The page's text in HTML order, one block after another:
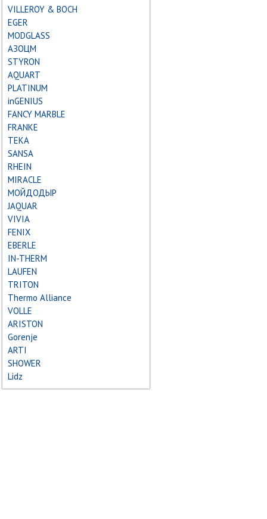
VILLEROY & BOCH
EGER
MODGLASS
АЗОЦМ
STYRON
AQUART
PLATINUM
inGENIUS
FANCY MARBLE
FRANKE
TEKA
SANSA
RHEIN
MIRACLE
МОЙДОДЫР
JAQUAR
VIVIA
FENIX
EBERLE
IN-THERM
LAUFEN
TRITON
Thermo Alliance
VOLLE
ARISTON
Gorenje
ARTI
SHOWER
Lidz